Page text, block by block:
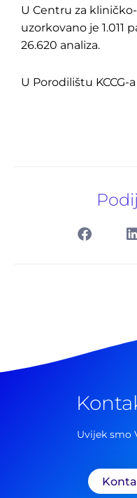
Pretraga
U Centru za
uzorkovano je 1.011
26.620 analiza.
U Porodilištu KCCG-
Uvijek smo